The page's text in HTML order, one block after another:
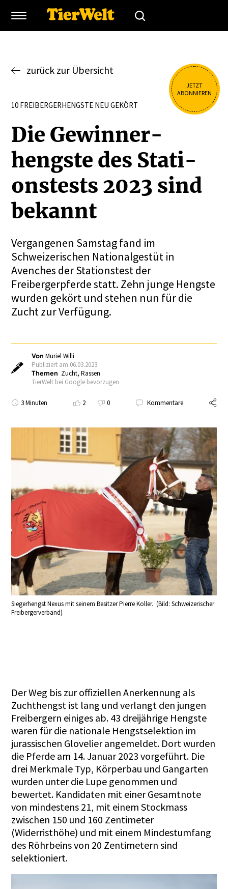
JETZT
ABONNIEREN
zurück zur Übersicht
10 FREIBERGERHENGSTE NEU GEKÖRT
Die Gewin­ner­
hengste des Stati­
ons­tests 2023 sind
bekannt
Vergangenen Samstag fand im
Schweizerischen Nationalgestüt in
Avenches der Stationstest der
Freibergerpferde statt. Zehn junge Hengste
wurden gekört und stehen nun für die
Zucht zur Verfügung.
VonMuriel Willi
Publiziert am 06.03.2023
Themen Zucht,Rassen
TierWelt bei Google bevorzugen
3 Minuten 2 0 Kommentare
Siegerhengst Nexus mit seinem Besitzer Pierre Koller. (Bild: Schweizerischer
Freibergerverband)
Der Weg bis zur offiziellen Anerkennung als
Zuchthengst ist lang und verlangt den jungen
Freibergern einiges ab. 43 dreijährige Hengste
waren für die nationale Hengstselektion im
jurassischen Glovelier angemeldet. Dort wurden
die Pferde am 14. Januar 2023 vorgeführt. Die
drei Merkmale Typ, Körperbau und Gangarten
wurden unter die Lupe genommen und
bewertet. Kandidaten mit einer Gesamtnote
von mindestens 21, mit einem Stockmass
zwischen 150 und 160 Zentimeter
(Widerristhöhe) und mit einem Mindestumfang
des Röhrbeins von 20 Zentimetern sind
selektioniert.